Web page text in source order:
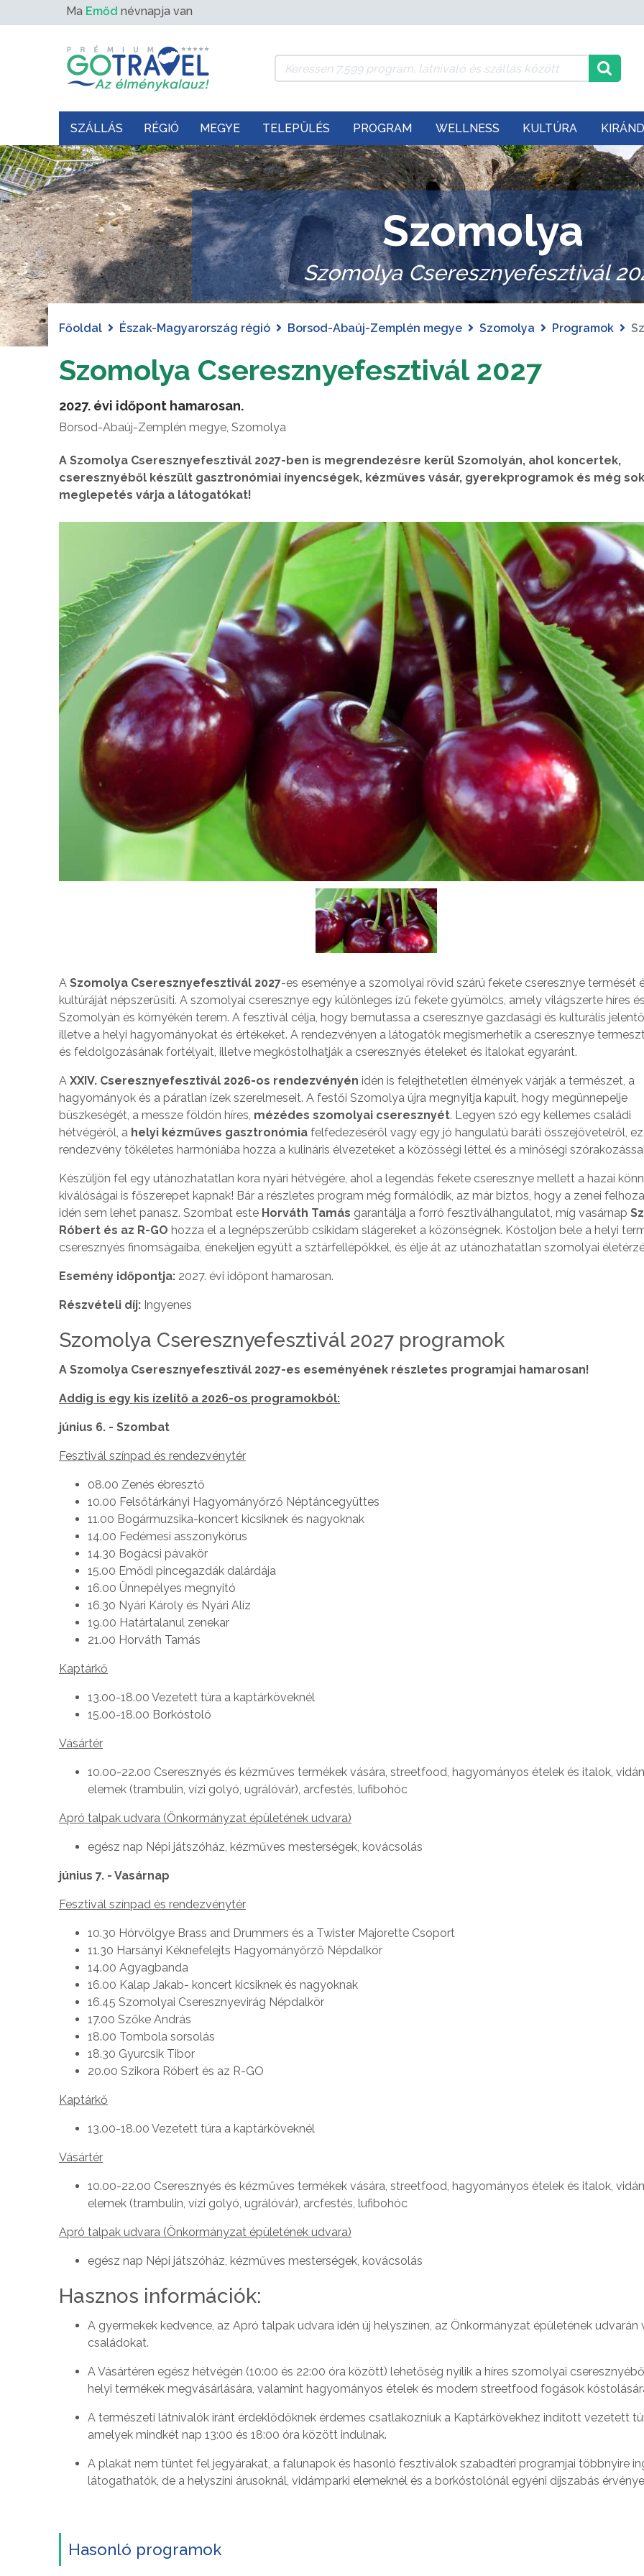
Ma Emőd névnapja van
SZÁLLÁS RÉGIÓ MEGYE TELEPÜLÉS PROGRAM WELLNESS KULTÚRA
Szomolya
Szomolya Cseresznyefesztivál
Főoldal Észak-Magyarország régió Borsod-Abaúj-Zemplén megye Szomolya Programok
Szomolya Cseresznyefesztivál 2027
2027. évi időpont hamarosan.
Borsod-Abaúj-Zemplén megye, Szomolya
A Szomolya Cseresznyefesztivál 2027-ben is megrendezésre kerül Szomolyán, ahol koncertek,
cseresznyéből készült gasztronómiai ínyencségek, kézműves vásár, gyerekprogramok és még sok
meglepetés várja a látogatókat!
A Szomolya Cseresznyefesztivál 2027-es eseménye a szomolyai rövid szárú fekete cseresznye termését
kultúráját népszerűsíti. A szomolyai cseresznye egy különleges ízű fekete gyümölcs, amely világszerte híres
Szomolyán és környékén terem. A fesztivál célja, hogy bemutassa a cseresznye gazdasági és kulturális
illetve a helyi hagyományokat és értékeket. A rendezvényen a látogatók megismerhetik a cseresznye
és feldolgozásának fortélyait, illetve megkóstolhatják a cseresznyés ételeket és italokat egyaránt.
A XXIV. Cseresznyefesztivál 2026-os rendezvényén idén is felejthetetlen élmények várják a természet, a
hagyományok és a páratlan ízek szerelmeseit. A festői Szomolya újra megnyitja kapuit, hogy megünnepelje
büszkeségét, a messze földön híres, mézédes szomolyai cseresznyét. Legyen szó egy kellemes családi
hétvégéről, a helyi kézműves gasztronómia felfedezéséről vagy egy jó hangulatú baráti összejövetelről,
rendezvény tökéletes harmóniába hozza a kulináris élvezeteket a közösségi léttel és a minőségi
Készüljön fel egy utánozhatatlan kora nyári hétvégére, ahol a legendás fekete cseresznye mellett a hazai
kiválóságai is főszerepet kapnak! Bár a részletes program még formálódik, az már biztos, hogy a zenei
idén sem lehet panasz. Szombat este Horváth Tamás garantálja a forró fesztiválhangulatot, míg vasárnap
Róbert és az R-GO hozza el a legnépszerűbb csikidam slágereket a közönségnek. Kóstoljon bele a helyi
cseresznyés finomságaiba, énekeljen együtt a sztárfellépőkkel, és élje át az utánozhatatlan szomolyai
Esemény időpontja: 2027. évi időpont hamarosan.
Részvételi díj: Ingyenes
Szomolya Cseresznyefesztivál 2027 programok
A Szomolya Cseresznyefesztivál 2027-es eseményének részletes programjai hamarosan!
Addig is egy kis ízelítő a 2026-os programokból:
június 6. - Szombat
Fesztivál színpad és rendezvénytér
08.00 Zenés ébresztő
10.00 Felsőtárkányi Hagyományőrző Néptáncegyüttes
11.00 Bogármuzsika-koncert kicsiknek és nagyoknak
14.00 Fedémesi asszonykórus
14.30 Bogácsi pávakör
15.00 Emődi pincegazdák dalárdája
16.00 Ünnepélyes megnyitó
16.30 Nyári Károly és Nyári Alíz
19.00 Határtalanul zenekar
21.00 Horváth Tamás
Kaptárkő
13.00-18.00 Vezetett túra a kaptárköveknél
15.00-18.00 Borkóstoló
Vásártér
10.00-22.00 Cseresznyés és kézműves termékek vására, streetfood, hagyományos ételek és italok,
elemek (trambulin, vízi golyó, ugrálóvár), arcfestés, lufibohóc
Apró talpak udvara (Önkormányzat épületének udvara)
egész nap Népi játszóház, kézműves mesterségek, kovácsolás
június 7. - Vasárnap
Fesztivál színpad és rendezvénytér
10.30 Hórvölgye Brass and Drummers és a Twister Majorette Csoport
11.30 Harsányi Kéknefelejts Hagyományőrző Népdalkör
14.00 Agyagbanda
16.00 Kalap Jakab- koncert kicsiknek és nagyoknak
16.45 Szomolyai Cseresznyevirág Népdalkör
17.00 Szőke András
18.00 Tombola sorsolás
18.30 Gyurcsik Tibor
20.00 Szikora Róbert és az R-GO
Kaptárkő
13.00-18.00 Vezetett túra a kaptárköveknél
Vásártér
10.00-22.00 Cseresznyés és kézműves termékek vására, streetfood, hagyományos ételek és italok,
elemek (trambulin, vízi golyó, ugrálóvár), arcfestés, lufibohóc
Apró talpak udvara (Önkormányzat épületének udvara)
egész nap Népi játszóház, kézműves mesterségek, kovácsolás
Hasznos információk:
A gyermekek kedvence, az Apró talpak udvara idén új helyszínen, az Önkormányzat épületének udvarán
családokat.
A Vásártéren egész hétvégén (10:00 és 22:00 óra között) lehetőség nyílik a híres szomolyai
helyi termékek megvásárlására, valamint hagyományos ételek és modern streetfood fogások
A természeti látnivalók iránt érdeklődőknek érdemes csatlakozniuk a Kaptárkövekhez indított vezetett
amelyek mindkét nap 13:00 és 18:00 óra között indulnak.
A plakát nem tüntet fel jegyárakat, a falunapok és hasonló fesztiválok szabadtéri programjai többnyire
látogathatók, de a helyszíni árusoknál, vidámparki elemeknél és a borkóstolónál egyéni díjszabás
Hasonló programok